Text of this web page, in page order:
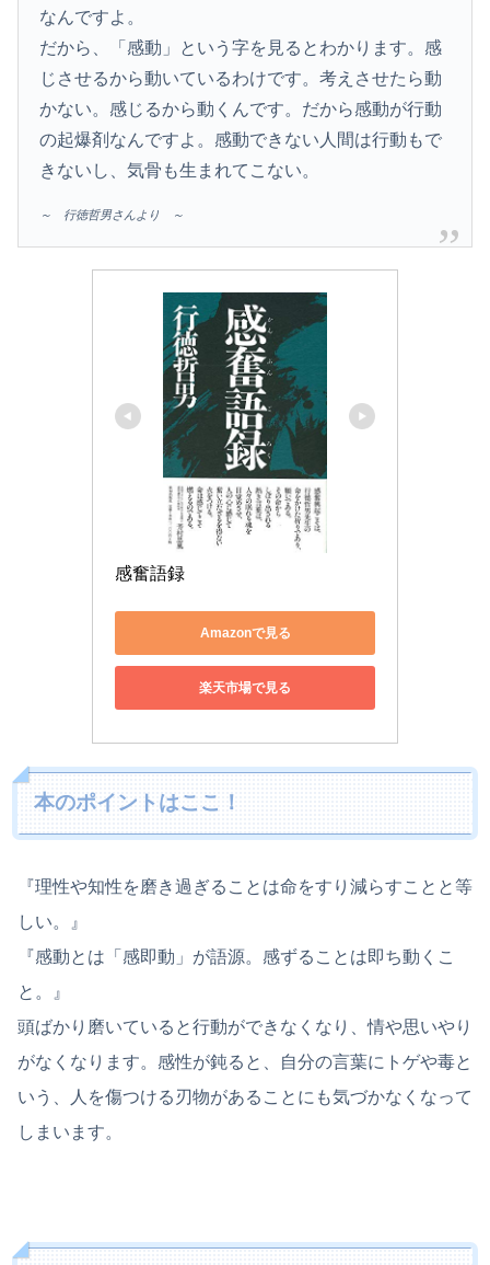
なんですよ。
だから、「感動」という字を見るとわかります。感
じさせるから動いているわけです。考えさせたら動
かない。感じるから動くんです。だから感動が行動
の起爆剤なんですよ。感動できない人間は行動もで
きないし、気骨も生まれてこない。
～ 行徳哲男さんより ～
感奮語録
Amazonで見る
楽天市場で見る
本のポイントはここ！
『理性や知性を磨き過ぎることは命をすり減らすことと等
しい。』
『感動とは「感即動」が語源。感ずることは即ち動くこ
と。』
頭ばかり磨いていると行動ができなくなり、情や思いやり
がなくなります。感性が鈍ると、自分の言葉にトゲや毒と
いう、人を傷つける刃物があることにも気づかなくなって
しまいます。